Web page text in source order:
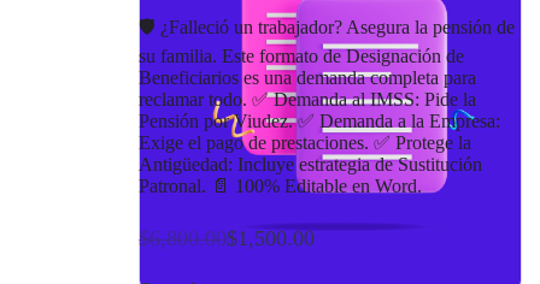
🛡️ ¿Falleció un trabajador? Asegura la pensión de
su familia. Este formato de Designación de
Beneficiarios es una demanda completa para
reclamar todo. ✅ Demanda al IMSS: Pide la
Pensión por Viudez. ✅ Demanda a la Empresa:
Exige el pago de prestaciones. ✅ Protege la
Antigüedad: Incluye estrategia de Sustitución
Patronal. 📄 100% Editable en Word.
$6,800.00$1,500.00